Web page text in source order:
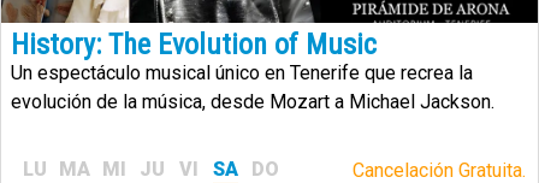
History: The Evolution of Music
Un espectáculo musical único en Tenerife que recrea la
evolución de la música, desde Mozart a Michael Jackson.
LU MA MI JU VI SA DO Cancelación Gratuita.